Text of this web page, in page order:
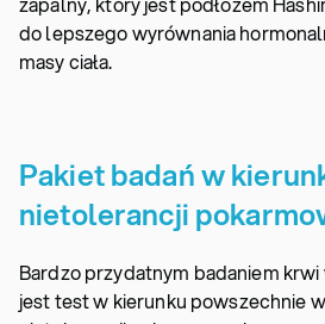
do lepszego wyrównania
masy ciała.
Pakiet badań w
nietolerancji
Bardzo przydatnym badaniem krwi
jest test w kierunku powszechnie